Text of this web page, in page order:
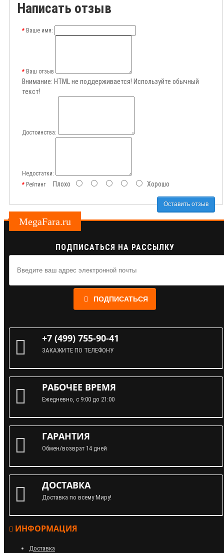
Написать отзыв
Ваше имя:
Ваш отзыв
Внимание: HTML не поддерживается! Используйте обычный
текст!
Достоинства:
Недостатки:
РейтингПлохо Хорошо
Оставить отзыв
MegaFara.ru
ПОДПИСАТЬСЯ НА РАССЫЛКУ
ПОДПИСАТЬСЯ
+7 (499) 755-90-41
ЗАКАЖИТЕ ПО ТЕЛЕФОНУ
РАБОЧЕЕ ВРЕМЯ
Ежедневно, с 9:00 до 21:00
ГАРАНТИЯ
Обмен/возврат 14 дней
ДОСТАВКА
Доставка по всему Миру!
ИНФОРМАЦИЯ
Доставка